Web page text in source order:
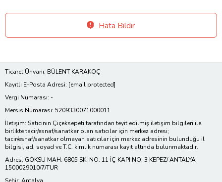
Hata Bildir
Ticaret Ünvanı: BÜLENT KARAKOÇ
Kayıtlı E-Posta Adresi: [email protected]
Vergi Numarası: -
Mersis Numarası: 5209330071000011
İletişim: Satıcının Çiçeksepeti tarafından teyit edilmiş iletişim bilgileri ile
birlikte tacir/esnaf/sanatkar olan satıcılar için merkez adresi;
tacir/esnaf/sanatkar olmayan satıcılar için merkez adresinin bulunduğu il
bilgisi, ad, soyad ve T.C. kimlik numarası kayıt altında bulunmaktadır.
Adres: GÖKSU MAH. 6805 SK. NO: 11 İÇ KAPI NO: 3 KEPEZ/ ANTALYA
1500029010/7/TUR
Şehir: Antalya